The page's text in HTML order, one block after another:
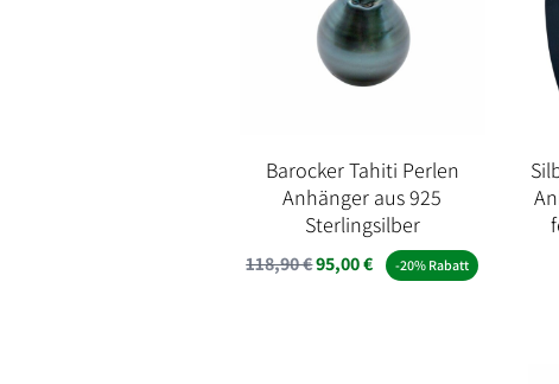
Barocker Tahiti Perlen
Anhänger aus 925
Sterlingsilber
118,90€Ursprünglicher
95,00€Aktueller
-20% Rabatt